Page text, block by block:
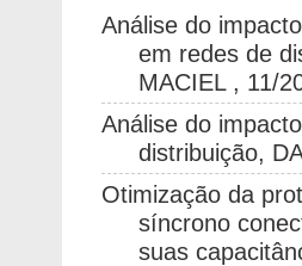
Análise do
em redes de
MACIEL , 11/
Análise do
distribuição,
Otimização da
síncrono
suas